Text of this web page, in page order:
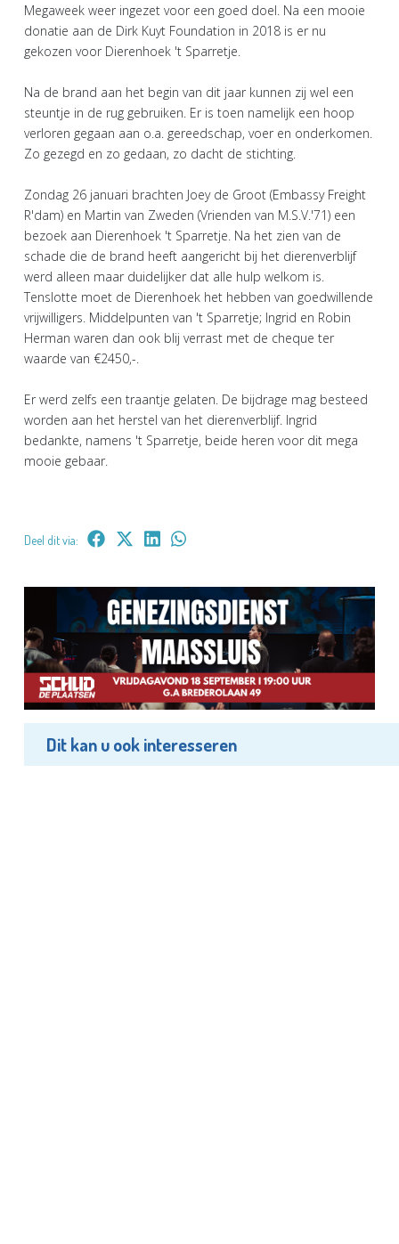
Megaweek weer ingezet voor een goed doel. Na een mooie
donatie aan de Dirk Kuyt Foundation in 2018 is er nu
gekozen voor Dierenhoek 't Sparretje.
Na de brand aan het begin van dit jaar kunnen zij wel een
steuntje in de rug gebruiken. Er is toen namelijk een hoop
verloren gegaan aan o.a. gereedschap, voer en onderkomen.
Zo gezegd en zo gedaan, zo dacht de stichting.
Zondag 26 januari brachten Joey de Groot (Embassy Freight
R'dam) en Martin van Zweden (Vrienden van M.S.V.'71) een
bezoek aan Dierenhoek 't Sparretje. Na het zien van de
schade die de brand heeft aangericht bij het dierenverblijf
werd alleen maar duidelijker dat alle hulp welkom is.
Tenslotte moet de Dierenhoek het hebben van goedwillende
vrijwilligers. Middelpunten van 't Sparretje; Ingrid en Robin
Herman waren dan ook blij verrast met de cheque ter
waarde van €2450,-.
Er werd zelfs een traantje gelaten. De bijdrage mag besteed
worden aan het herstel van het dierenverblijf. Ingrid
bedankte, namens 't Sparretje, beide heren voor dit mega
mooie gebaar.
Deel dit via:
Dit kan u ook interesseren